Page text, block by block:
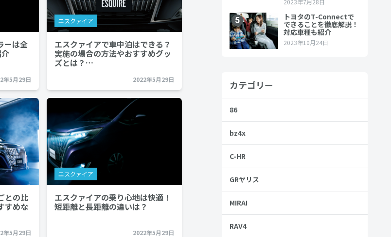
ーは全
年5月29日
エスクァイア
エスクァイアで車中泊はできる？
実施の場合の方法やおすすめグッ
ズとは？…
2022年5月29日
との比
すめな
年5月29日
エスクァイア
エスクァイアの乗り心地は快適！
短距離と長距離の違いは？
2022年5月29日
カテゴリー
86
bz4x
C-HR
GRヤリス
MIRAI
RAV4